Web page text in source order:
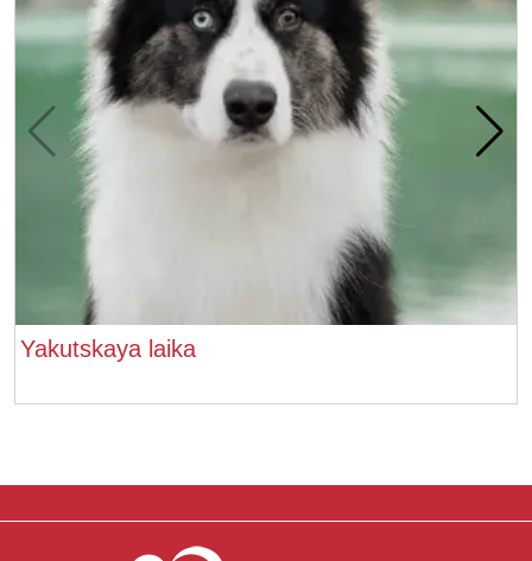
Yakutskaya laika